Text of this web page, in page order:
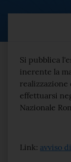
Esito
Testo
Si pubblica
inerente la
effettuarsi
Nazionale
Link: avviso